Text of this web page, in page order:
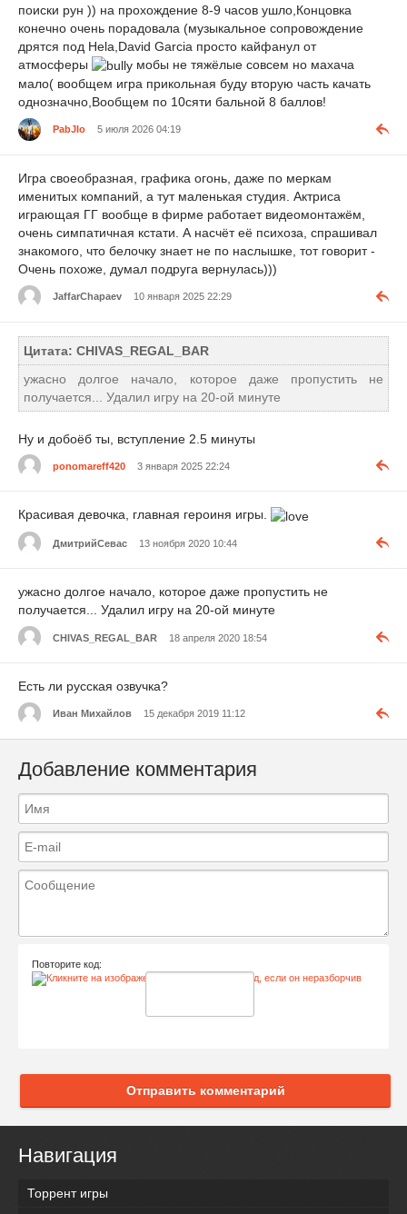
поиски рун )) на прохождение 8-9 часов ушло,Концовка
конечно очень порадовала (музыкальное сопровождение
дрятся под Hela,David Garcia просто кайфанул от
атмосферы
мобы не тяжёлые совсем но махача
мало( вообщем игра прикольная буду вторую часть качать
однозначно,Вообщем по 10сяти бальной 8 баллов!
PabJIo 5 июля 2026 04:19
Игра своеобразная, графика огонь, даже по меркам
именитых компаний, а тут маленькая студия. Актриса
играющая ГГ вообще в фирме работает видеомонтажём,
очень симпатичная кстати. А насчёт её психоза, спрашивал
знакомого, что белочку знает не по наслышке, тот говорит -
Очень похоже, думал подруга вернулась)))
JaffarChapaev 10 января 2025 22:29
Цитата: CHIVAS_REGAL_BAR
ужасно долгое начало, которое даже пропустить не
получается... Удалил игру на 20-ой минуте
Ну и добоёб ты, вступление 2.5 минуты
ponomareff420 3 января 2025 22:24
Красивая девочка, главная героиня игры.
ДмитрийСевас 13 ноября 2020 10:44
ужасно долгое начало, которое даже пропустить не
получается... Удалил игру на 20-ой минуте
CHIVAS_REGAL_BAR 18 апреля 2020 18:54
Есть ли русская озвучка?
Иван Михайлов 15 декабря 2019 11:12
Добавление комментария
Повторите код:
Отправить комментарий
Навигация
Торрент игры